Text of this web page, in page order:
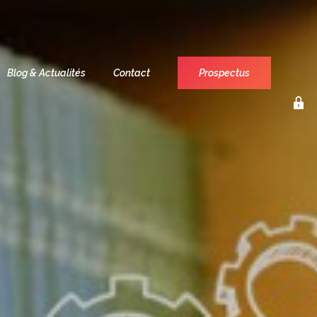
Blog & Actualités Contact Prospectus